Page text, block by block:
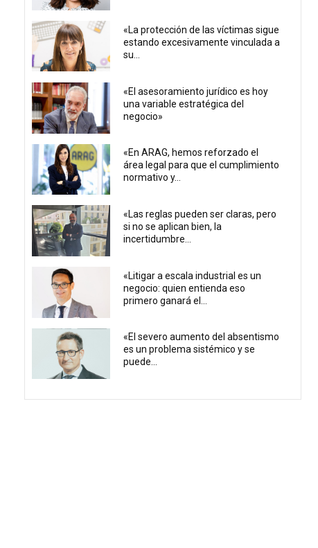
«La protección de las víctimas sigue
estando excesivamente vinculada a
su...
«El asesoramiento jurídico es hoy
una variable estratégica del
negocio»
«En ARAG, hemos reforzado el
área legal para que el cumplimiento
normativo y...
«Las reglas pueden ser claras, pero
si no se aplican bien, la
incertidumbre...
«Litigar a escala industrial es un
negocio: quien entienda eso
primero ganará el...
«El severo aumento del absentismo
es un problema sistémico y se
puede...